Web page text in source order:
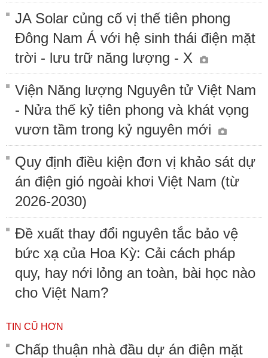
JA Solar củng cố vị thế tiên phong
Đông Nam Á với hệ sinh thái điện mặt
trời - lưu trữ năng lượng - X
Viện Năng lượng Nguyên tử Việt Nam
- Nửa thế kỷ tiên phong và khát vọng
vươn tầm trong kỷ nguyên mới
Quy định điều kiện đơn vị khảo sát dự
án điện gió ngoài khơi Việt Nam (từ
2026-2030)
Đề xuất thay đổi nguyên tắc bảo vệ
bức xạ của Hoa Kỳ: Cải cách pháp
quy, hay nới lỏng an toàn, bài học nào
cho Việt Nam?
TIN CŨ HƠN
Chấp thuận nhà đầu dự án điện mặt